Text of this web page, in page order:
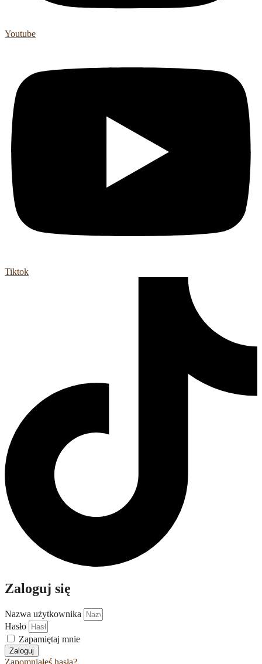
Youtube
Tiktok
Zaloguj się
Nazwa użytkownika
Hasło
Zapamiętaj mnie
Zaloguj
Zapomniałeś hasła?